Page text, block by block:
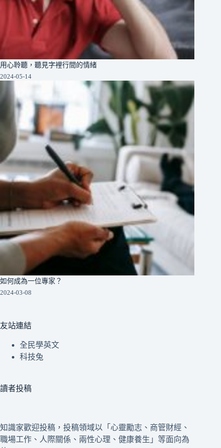
用心聆聽，聽見字裡行間的情緒
2024-05-14
如何成為一位專家？
2024-03-08
友站連結
全民學英文
科技兔
讀者投稿
知識家歡迎投稿，投稿領域以「心靈勵志、商管財經、
職場工作、人際關係、兩性心理、健康養生」等面向為